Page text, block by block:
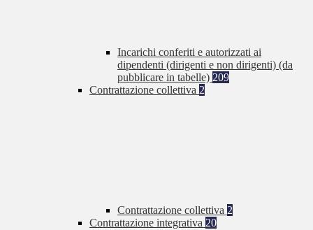
Incarichi conferiti e autorizzati ai
dipendenti (dirigenti e non dirigenti) (da
pubblicare in tabelle) 209
Contrattazione collettiva 2
Contrattazione collettiva 2
Contrattazione integrativa 20